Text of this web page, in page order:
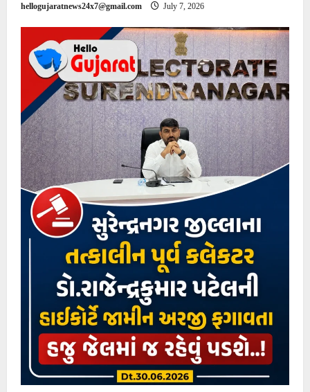
hellogujaratnews24x7@gmail.com July 7, 2026